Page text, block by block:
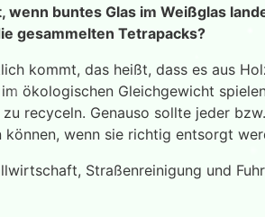
buntes Glas im Weißglas
gesammelten Tetrapacks?
kommt, das heißt, dass es aus
ökologischen Gleichgewicht
recyceln. Genauso sollte jeder
wenn sie richtig entsorgt
Straßenreinigung und